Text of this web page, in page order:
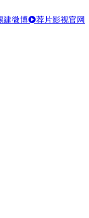
建微博
荐片影视官网